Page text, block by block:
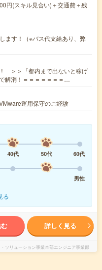
円(スキル見合い)＋交通費＋残
ます！（※バス代支給あり、弊
＞＞「都内まで出ないと稼げ
解消！＝＝＝＝＝＝＝…
運用保守のご経験
40代 50代
60代
男性
る
詳しく見る
ソリューション事業本部エンジニア事業部